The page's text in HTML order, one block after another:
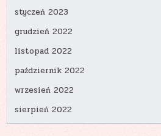
styczeń 2023
grudzień 2022
listopad 2022
październik 2022
wrzesień 2022
sierpień 2022